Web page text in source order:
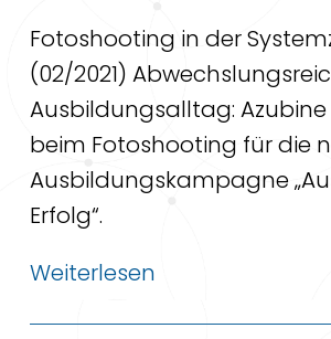
Fotoshooting in der
(02/2021)
Ausbildungsalltag:
beim Fotoshooting für die
Ausbildungskampagne
Erfolg“.
Weiterlesen